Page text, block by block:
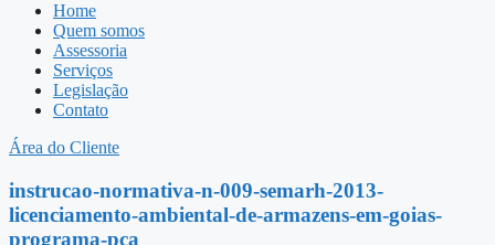
Home
Quem somos
Assessoria
Serviços
Legislação
Contato
Área do Cliente
instrucao-normativa-n-009-semarh-2013-
licenciamento-ambiental-de-armazens-em-goias-
programa-pca